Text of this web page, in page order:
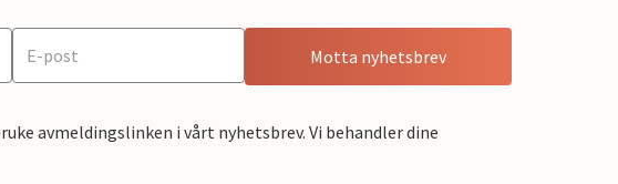
Motta nyhetsbrev
avmeldingslinken i vårt nyhetsbrev. Vi behandler dine